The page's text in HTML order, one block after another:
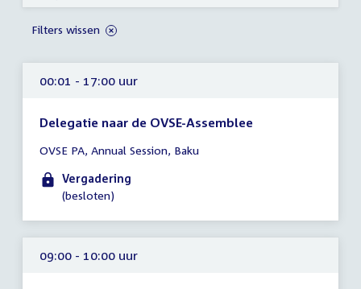
00:01 - 17:00 uur
Delegatie naar de OVSE-Assemblee
vergadering
00:01
-
uur
OVSE PA, Annual Session, Baku
Vergadering
(besloten)
09:00 - 10:00 uur
Filters wissen